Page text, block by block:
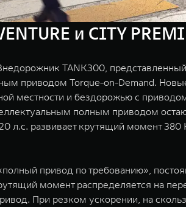
и CITY
TANK300,
приводом Torque-on-Demand.
местности и бездорожью с
полным приводом
л.с. развивает крутящий момент 380
привод по требованию»,
момент распределяется на
При резком ускорении, на